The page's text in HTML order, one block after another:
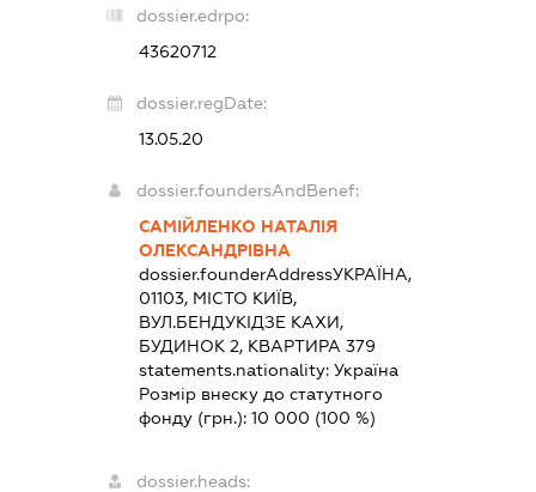
dossier.edrpo:
43620712
dossier.regDate:
13.05.20
dossier.foundersAndBenef:
САМІЙЛЕНКО НАТАЛІЯ
ОЛЕКСАНДРІВНА
dossier.founderAddressУКРАЇНА,
01103, МІСТО КИЇВ,
ВУЛ.БЕНДУКІДЗЕ КАХИ,
БУДИНОК 2, КВАРТИРА 379
statements.nationality: Україна
Розмір внеску до статутного
фонду (грн.): 10 000 (100 %)
dossier.heads: